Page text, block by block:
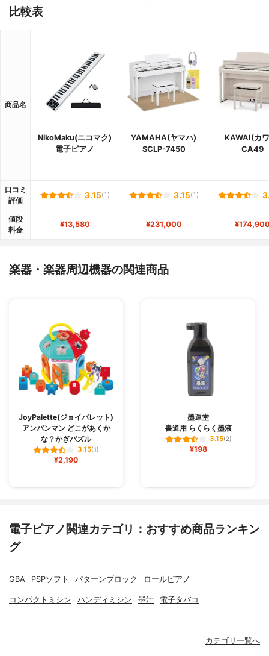
比較表
商品名
NikoMaku(ニコマク)
電子ピアノ
YAMAHA(ヤマハ)
SCLP-7450
KAWAI(カ
CA49
口コミ
評価
3.15(1) 3.15(1)
値段
料金
¥13,580 ¥231,000
楽器・楽器周辺機器の関連商品
JoyPalette(ジョイパレット)
アンパンマン どこがあくか
な？かぎパズル
3.15(1)
¥2,190
墨運堂
書道用 らくらく墨液
3.15(2)
¥198
電子ピアノ関連カテゴリ：おすすめ商品ランキン
グ
GBA PSPソフト パターンブロック ロールピアノ
コンパクトミシン ハンディミシン 墨汁 電子タバコ
カテゴリ一覧へ